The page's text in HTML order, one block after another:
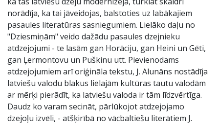
norādīja, ka tai jāveidojas, balstoties uz labākajiem
pasaules literatūras sasniegumiem. Lielāko daļu no
"Dziesmiņām" veido dažādu pasaules dzejnieku
atdzejojumi - te lasām gan Horāciju, gan Heini un Gēti,
gan Ļermontovu un Puškinu utt. Pievienodams
atdzejojumiem arī oriģināla tekstu, J. Alunāns nostādīja
latviešu valodu blakus lielajām kultūras tautu valodām
ar mērķi pierādīt, ka latviešu valoda ir tām līdzvērtīga.
Daudz ko varam secināt, pārlūkojot atdzejojamo
dzejoļu izvēli, - atšķirībā no vācbaltiešu literātiem J.